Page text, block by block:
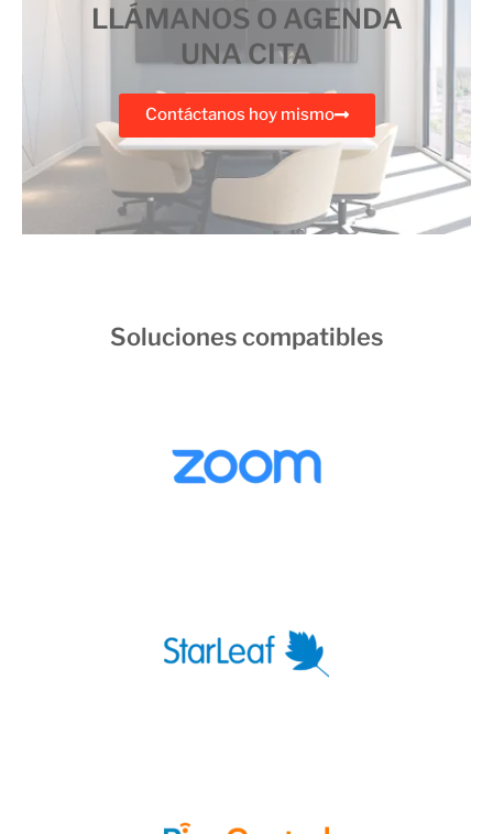
LLÁMANOS O AGENDA
UNA CITA
Contáctanos hoy mismo
Soluciones compatibles